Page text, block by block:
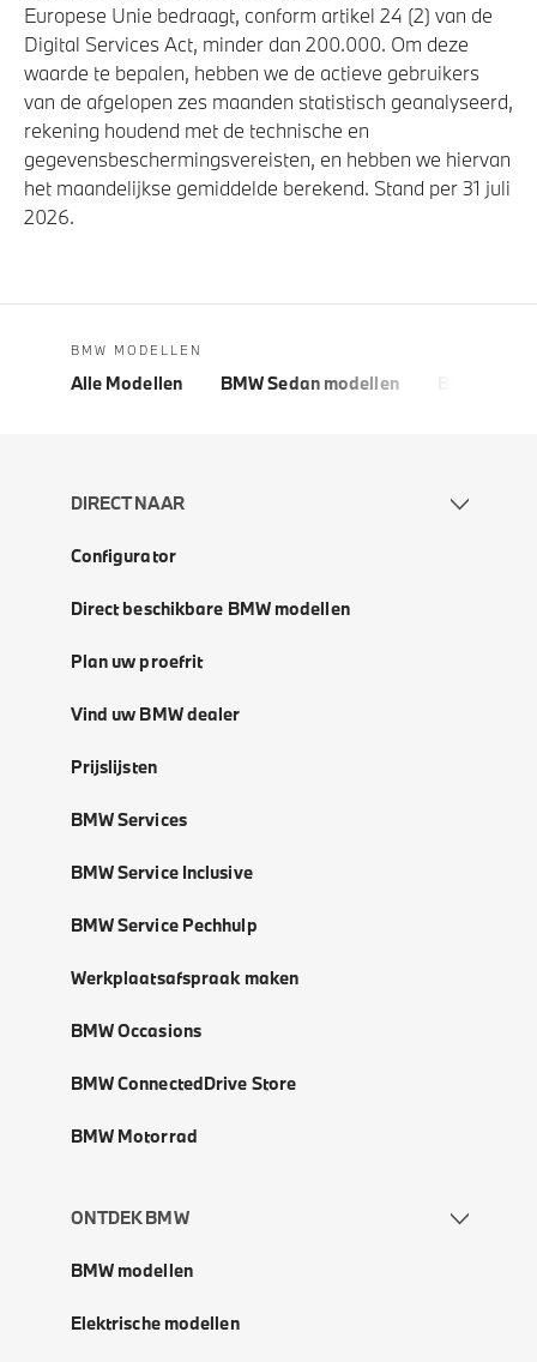
Europese Unie bedraagt, conform artikel 24 (2) van de
Digital Services Act, minder dan 200.000. Om deze
waarde te bepalen, hebben we de actieve gebruikers
van de afgelopen zes maanden statistisch geanalyseerd,
rekening houdend met de technische en
gegevensbeschermingsvereisten, en hebben we hiervan
het maandelijkse gemiddelde berekend. Stand per 31 juli
2026.
BMW MODELLEN
Alle Modellen BMW Sedan modellen
DIRECT NAAR
Configurator
Direct beschikbare BMW modellen
Plan uw proefrit
Vind uw BMW dealer
Prijslijsten
BMW Services
BMW Service Inclusive
BMW Service Pechhulp
Werkplaatsafspraak maken
BMW Occasions
BMW ConnectedDrive Store
BMW Motorrad
ONTDEK BMW
BMW modellen
Elektrische modellen